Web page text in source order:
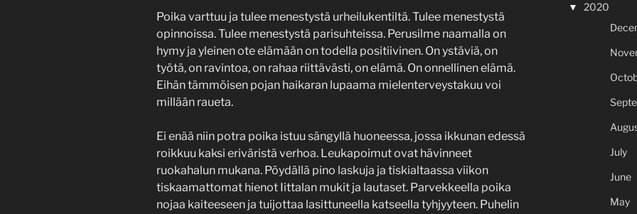
Poika varttuu ja tulee menestystä urheilukentiltä. Tulee menestystä
opinnoissa. Tulee menestystä parisuhteissa. Perusilme naamalla on
hymy ja yleinen ote elämään on todella positiivinen. On ystäviä, on
työtä, on ravintoa, on rahaa riittävästi, on elämä. On onnellinen elämä.
Eihän tämmöisen pojan haikaran lupaama mielenterveystakuu voi
millään raueta.
Ei enää niin potra poika istuu sängyllä huoneessa, jossa ikkunan edessä
roikkuu kaksi eriväristä verhoa. Leukapoimut ovat hävinneet
ruokahalun mukana. Pöydällä pino laskuja ja tiskialtaassa viikon
tiskaamattomat hienot Iittalan mukit ja lautaset. Parvekkeella poika
nojaa kaiteeseen ja tuijottaa lasittuneella katseella tyhjyyteen. Puhelin
2020
July
June
May